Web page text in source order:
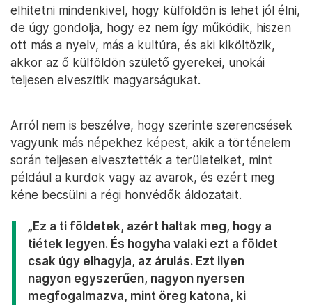
elhitetni mindenkivel, hogy külföldön is lehet jól élni,
de úgy gondolja, hogy ez nem így működik, hiszen
ott más a nyelv, más a kultúra, és aki kiköltözik,
akkor az ő külföldön születő gyerekei, unokái
teljesen elveszítik magyarságukat.
Arról nem is beszélve, hogy szerinte szerencsések
vagyunk más népekhez képest, akik a történelem
során teljesen elvesztették a területeiket, mint
például a kurdok vagy az avarok, és ezért meg
kéne becsülni a régi honvédők áldozatait.
„Ez a ti földetek, azért haltak meg, hogy a
tiétek legyen. És hogyha valaki ezt a földet
csak úgy elhagyja, az árulás. Ezt ilyen
nagyon egyszerűen, nagyon nyersen
megfogalmazva, mint öreg katona, ki